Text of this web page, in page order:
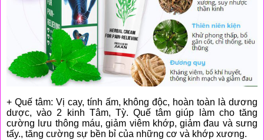
+ Quế tâm: Vị cay, tính ấm, không độc, hoàn toàn là dương
dược, vào 2 kinh Tâm, Tỳ. Quế tâm giúp làm cho tăng
cường lưu thông máu, giảm viêm khớp, giảm đau và sưng
tấy., tăng cường sự bền bỉ của những cơ và khớp xương.